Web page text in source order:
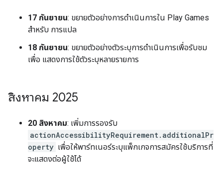
17 กันยายน: ขยายตัวอย่างการดำเนินการใน Play Games
สำหรับ การแปล
18 กันยายน: ขยายตัวอย่างตัวระบุการดำเนินการเพื่อรับชม
เพื่อ แสดงการใช้ตัวระบุหลายรายการ
สิงหาคม 2025
20 สิงหาคม: เพิ่มการรองรับ
actionAccessibilityRequirement.additionalPr
operty เพื่อให้พาร์ทเนอร์ระบุแพ็กเกจการสมัครใช้บริการที่
จะแสดงต่อผู้ใช้ได้